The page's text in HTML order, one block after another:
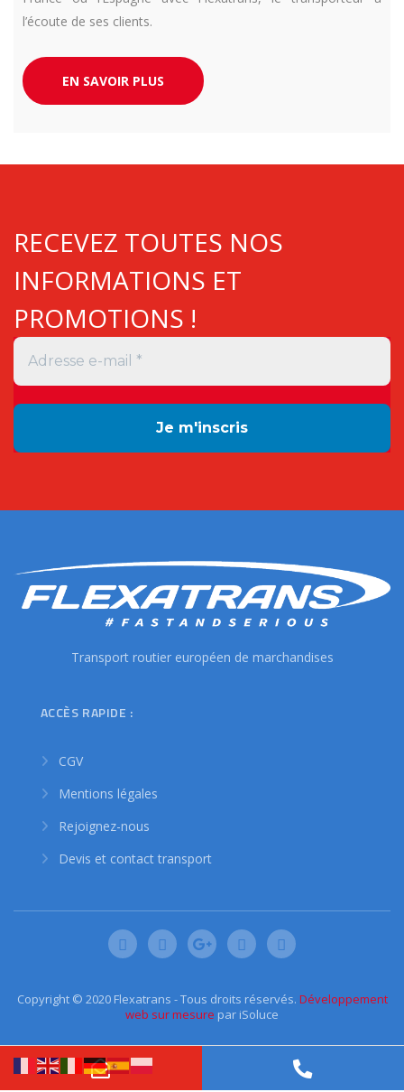
l’écoute de ses clients.
EN SAVOIR PLUS
RECEVEZ TOUTES NOS
INFORMATIONS ET
PROMOTIONS !
Transport routier européen de marchandises
ACCÈS RAPIDE :
CGV
Mentions légales
Rejoignez-nous
Devis et contact transport
Copyright © 2020 Flexatrans - Tous droits réservés. Développement
web sur mesure par iSoluce